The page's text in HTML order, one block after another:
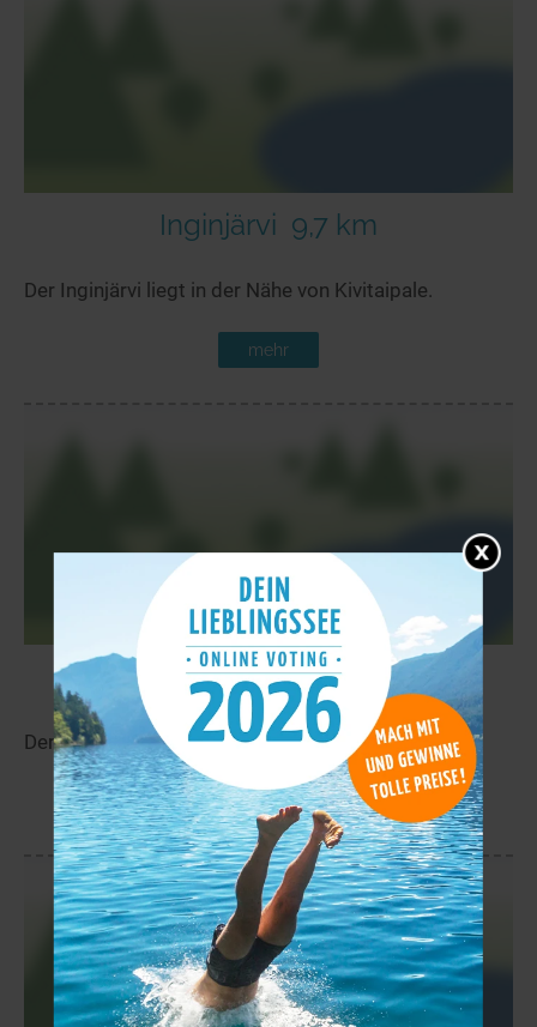
Inginjärvi 9,7 km
Der Inginjärvi liegt in der Nähe von Kivitaipale.
mehr
Jokilampi 10,0 km
Der Jokilampi liegt in der Nähe von Narkaus.
mehr